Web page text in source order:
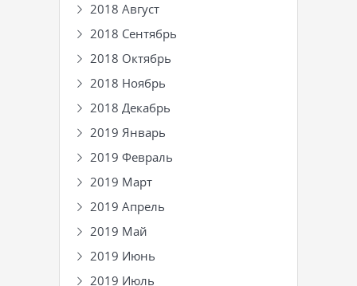
2018 Август
2018 Сентябрь
2018 Октябрь
2018 Ноябрь
2018 Декабрь
2019 Январь
2019 Февраль
2019 Март
2019 Апрель
2019 Май
2019 Июнь
2019 Июль